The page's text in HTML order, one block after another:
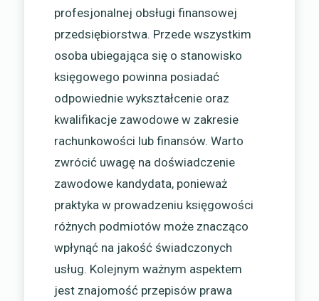
profesjonalnej obsługi finansowej
przedsiębiorstwa. Przede wszystkim
osoba ubiegająca się o stanowisko
księgowego powinna posiadać
odpowiednie wykształcenie oraz
kwalifikacje zawodowe w zakresie
rachunkowości lub finansów. Warto
zwrócić uwagę na doświadczenie
zawodowe kandydata, ponieważ
praktyka w prowadzeniu księgowości
różnych podmiotów może znacząco
wpłynąć na jakość świadczonych
usług. Kolejnym ważnym aspektem
jest znajomość przepisów prawa